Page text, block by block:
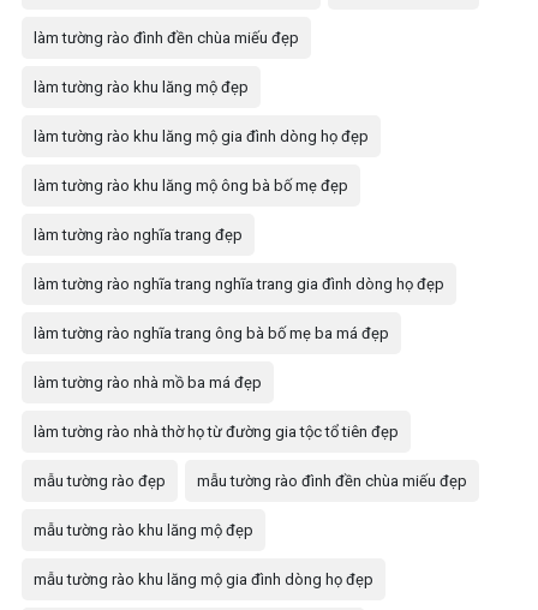
làm tường rào đình đền chùa miếu đẹp
làm tường rào khu lăng mộ đẹp
làm tường rào khu lăng mộ gia đình dòng họ đẹp
làm tường rào khu lăng mộ ông bà bố mẹ đẹp
làm tường rào nghĩa trang đẹp
làm tường rào nghĩa trang nghĩa trang gia đình dòng họ đẹp
làm tường rào nghĩa trang ông bà bố mẹ ba má đẹp
làm tường rào nhà mồ ba má đẹp
làm tường rào nhà thờ họ từ đường gia tộc tổ tiên đẹp
mẫu tường rào đẹp mẫu tường rào đình đền chùa miếu đẹp
mẫu tường rào khu lăng mộ đẹp
mẫu tường rào khu lăng mộ gia đình dòng họ đẹp